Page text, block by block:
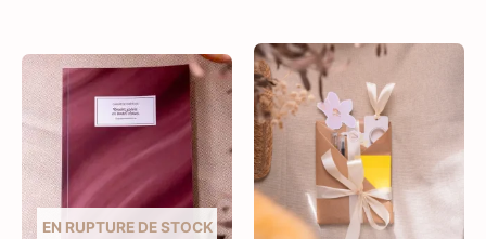
EN RUPTURE DE STOCK